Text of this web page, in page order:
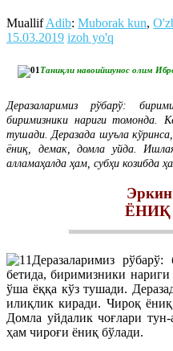
MuallifAdib: Muborak kun,
15.03.2019 izoh yo'q
Таниқли навоийшунос олим
Деразаларимиз рўбарў:
биримизники нариги томонда.
тушади. Деразада шуъла
ёниқ, демак, домла уйда.
алламаҳалда ҳам, субҳи козибда
ЁНИҚ
Деразаларимиз
бетида, биримизники
ўша ёққа кўз тушади.
илиқлик киради. Чироқ
Домла уйдалик чоғлари тун-
ҳам чироғи ёниқ бўлади.